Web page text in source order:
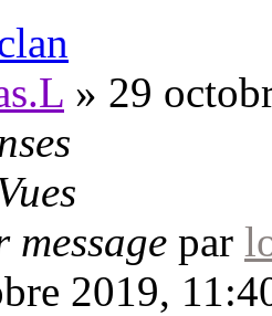
» 29
message par
2019,